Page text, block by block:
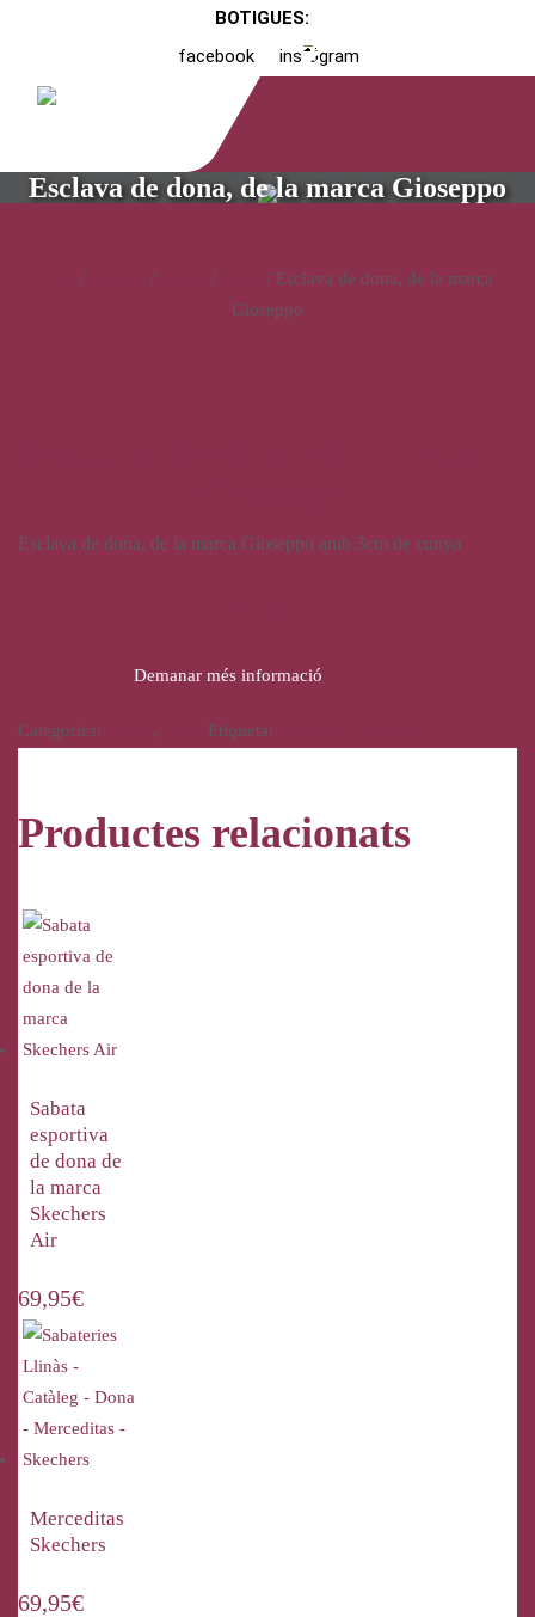
BOTIGUES:
facebook
instagram
Esclava de dona, de la marca Gioseppo
/ / /
/ Esclava de dona, de la marca
Gioseppo
Esclava de dona, de la marca Gioseppo amb 3cm de cunya
Demanar més informació
Categories: , Etiqueta:
Productes relacionats
Sabata
esportiva
de dona de
la marca
Skechers
Air
69,95€
Merceditas
Skechers
69,95€